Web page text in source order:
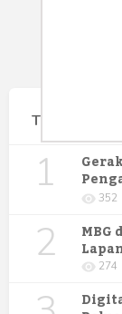
Terpopuler
1 352
2 MBG
274